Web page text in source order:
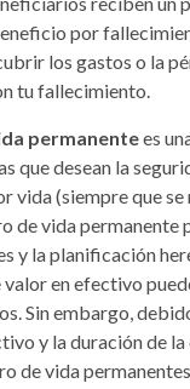
por
los gastos o la
tu fallecimiento.
permanentees
que desean la
vida (siempre que se
de vida permanente
y la planificación
en efectivo
Sin embargo,
y la duración de
de vida